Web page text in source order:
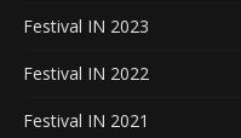
Festival IN 2023
Festival IN 2022
Festival IN 2021